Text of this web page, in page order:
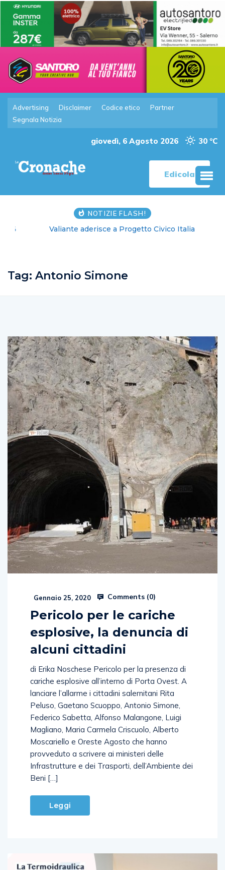
Advertising Disclaimer Codice etico
Partner
Segnala Notizia
giovedì, 6 Agosto 2026 30 °C
Edicola
NOTIZIE FLASH!
Valiante aderisce a Progetto Civico Italia
Pericolo per le cariche
esplosive, la denuncia di
alcuni cittadini
cariche esplosive all’interno di Porta Ovest. A
lanciare l’allarme i cittadini salernitani Rita
Peluso, Gaetano Scuoppo, Antonio Simone,
Federico Sabetta, Alfonso Malangone, Luigi
Magliano, Maria Carmela Criscuolo, Alberto
Moscariello e Oreste Agosto che hanno
provveduto a scrivere ai ministeri delle
Infrastrutture e dei Trasporti, dell’Ambiente dei
Beni […]
Leggi